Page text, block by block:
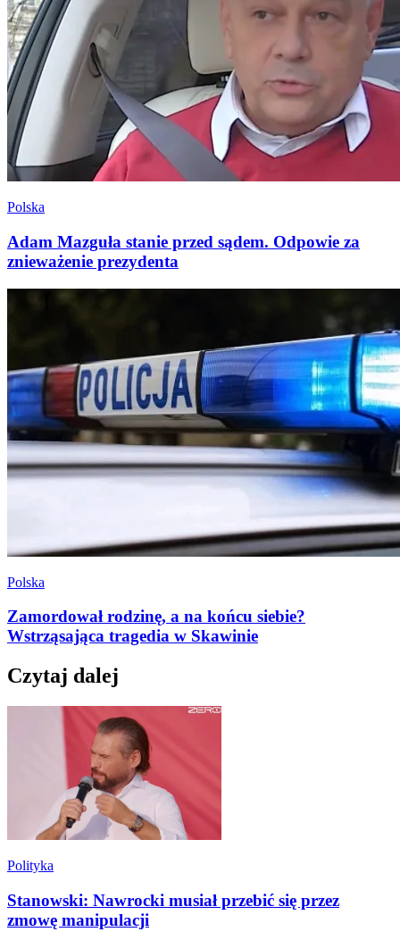
Polska
Adam Mazguła stanie przed sądem. Odpowie za
znieważenie prezydenta
Polska
Zamordował rodzinę, a na końcu siebie?
Wstrząsająca tragedia w Skawinie
Czytaj dalej
Polityka
Stanowski: Nawrocki musiał przebić się przez
zmowę manipulacji